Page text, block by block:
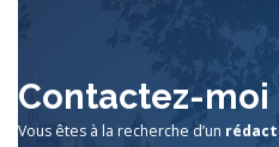
Contactez-moi
Vous êtes à la recherche d’un